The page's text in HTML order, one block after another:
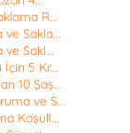
R...
Sakla...
Sakl...
5 Kr...
10 Şaş...
ve S...
Koşull...